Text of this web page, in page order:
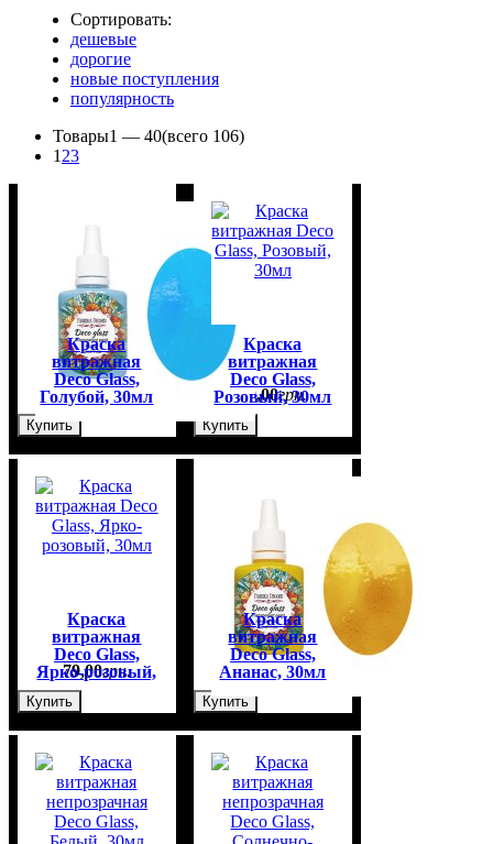
Сортировать:
дешевые
дорогие
новые поступления
популярность
Товары1 — 40(всего 106)
1 23
Краска
витражная
Deco Glass,
Голубой, 30мл
79,00грн.
Купить
Краска
витражная
Deco Glass,
Розовый, 30мл
79,00грн.
Купить
Краска
витражная
Deco Glass,
Ярко-розовый,
30мл
79,00грн.
Купить
Краска
витражная
Deco Glass,
Ананас, 30мл
79,00грн.
Купить